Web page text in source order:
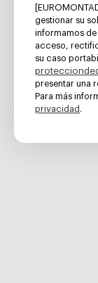
gestionar su
informamos
acceso,
su caso
presentar una
Para más
privacidad .